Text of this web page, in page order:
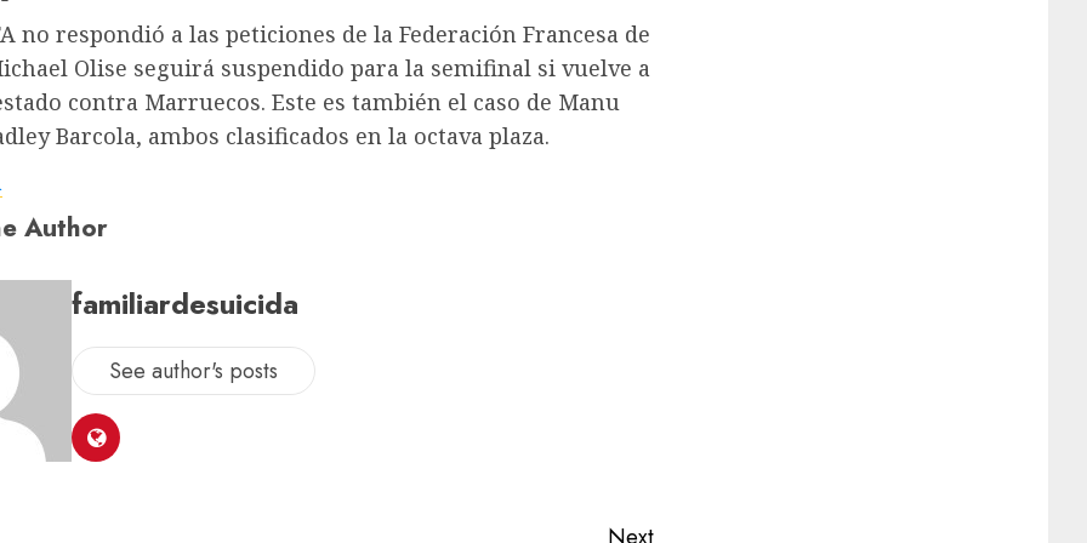
no respondió a las peticiones de la Federación Francesa de
Olise seguirá suspendido para la semifinal si vuelve a
contra Marruecos. Este es también el caso de Manu
Barcola, ambos clasificados en la octava plaza.
Author
familiardesuicida
See author's posts